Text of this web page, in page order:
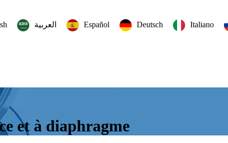
العربية‏ Español Deutsch Italiano
et à diaphragme